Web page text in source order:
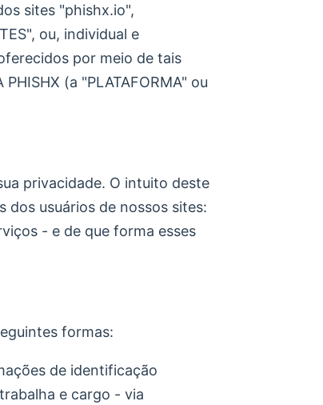
sites "phishx.io",
ou, individual e
por meio de tais
(a "PLATAFORMA" ou
privacidade. O intuito deste
dos usuários de nossos sites:
- e de que forma esses
formas:
de identificação
e cargo - via